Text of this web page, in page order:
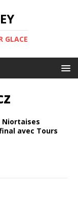
GLACE
Niortaises
avec Tours